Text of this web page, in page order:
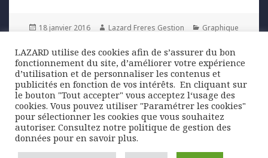
Posted
18 janvier 2016 Author
Lazard Freres Gestion Categories
Graphique
Navigation
l’article
PREVIOUS
Previous
post:
La devise chinoise affole les marchés
NEXT
Next
post:
Perspectives économiques : 2016, une
année de contrastes
LAZARD utilise des cookies afin de s’assurer du bon
fonctionnement du site, d’améliorer votre expérience
d’utilisation et de personnaliser les contenus et
publicités en fonction de vos intérêts. ​ En cliquant sur
le bouton "Tout accepter" vous acceptez l‘usage des
cookies. Vous pouvez utiliser "Paramétrer les cookies"
pour sélectionner les cookies que vous souhaitez
autoriser. Consultez notre politique de gestion des
données pour en savoir plus.